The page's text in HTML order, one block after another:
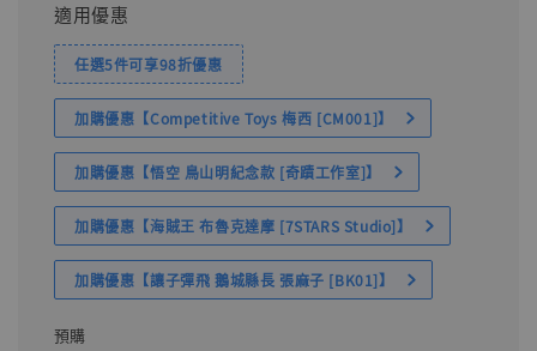
適用優惠
任選5件可享98折優惠
加購優惠【Competitive Toys 梅西 [CM001]】
加購優惠【悟空 鳥山明紀念款 [奇蹟工作室]】
加購優惠【海賊王 布魯克達摩 [7STARS Studio]】
加購優惠【讓子彈飛 鵝城縣長 張麻子 [BK01]】
預購